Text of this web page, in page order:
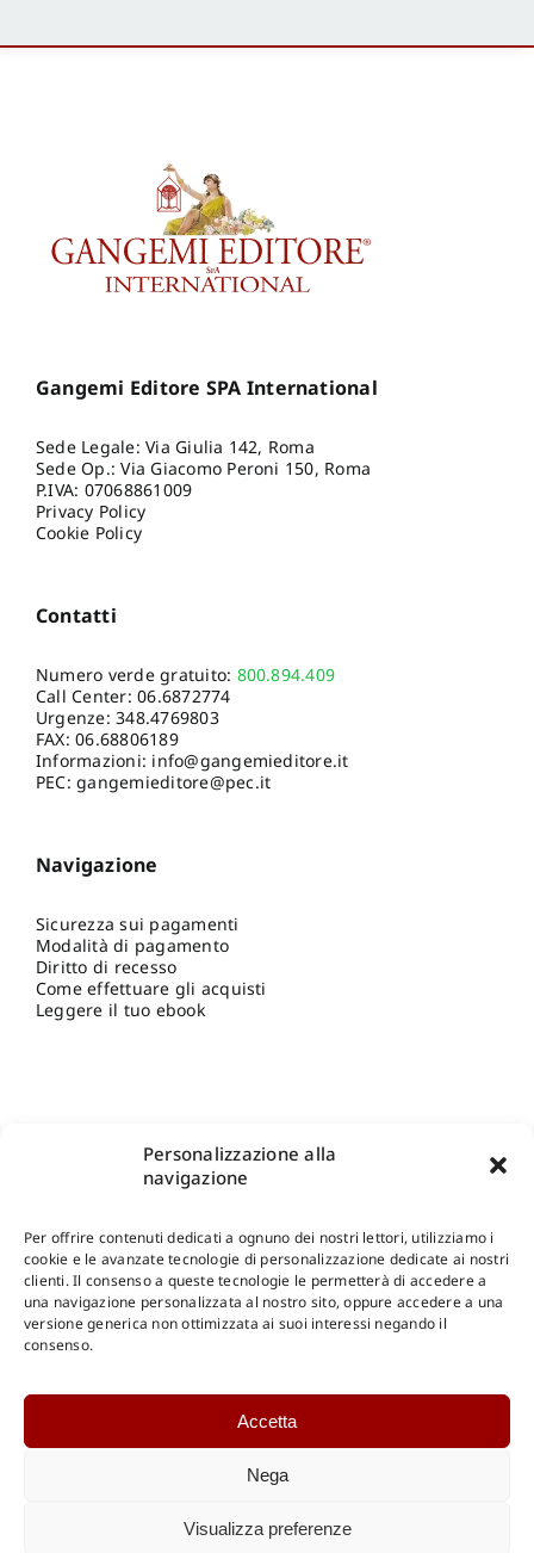
Personalizzazione alla
navigazione
Per offrire contenuti dedicati a ognuno dei nostri lettori, utilizziamo i
cookie e le avanzate tecnologie di personalizzazione dedicate ai nostri
clienti. Il consenso a queste tecnologie le permetterà di accedere a
una navigazione personalizzata al nostro sito, oppure accedere a una
versione generica non ottimizzata ai suoi interessi negando il
consenso.
Accetta
Nega
Visualizza preferenze
Gangemi Editore SPA International
Sede Legale: Via Giulia 142, Roma
Sede Op.: Via Giacomo Peroni 150, Roma
P.IVA: 07068861009
Privacy Policy
Cookie Policy
Contatti
Numero verde gratuito: 800.894.409
Call Center:06.6872774
Urgenze:348.4769803
FAX: 06.68806189
Informazioni: info@gangemieditore.it
PEC: gangemieditore@pec.it
Navigazione
Sicurezza sui pagamenti
Modalità di pagamento
Diritto di recesso
Come effettuare gli acquisti
Leggere il tuo ebook
Shop Gangemi Editore-Pagamenti Sicuri e anche Rateali
Catalogo Online
Catalogo Internazionale
DOWNLOAD
Catalogo Internazionale